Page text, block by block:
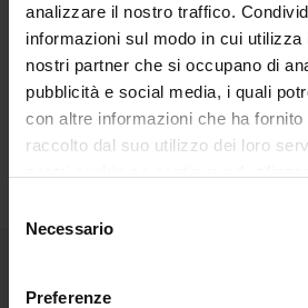
analizzare il nostro traffico.
informazioni sul modo in cui
nostri partner che si occupano di
pubblicità e social media, i quali
con altre informazioni che ha
raccolto dal suo utilizzo dei loro
delNecessario
Preferenze
RECENSIONI DEI
Basata su 16 reviews Scrivi
Menù